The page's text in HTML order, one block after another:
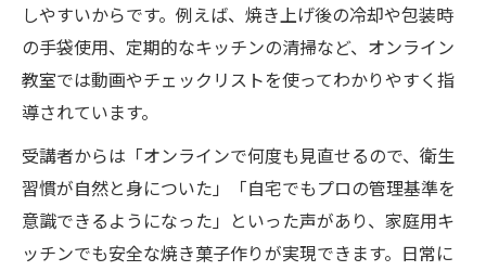
しやすいからです。例えば、焼き上げ後の冷却や包装時
の手袋使用、定期的なキッチンの清掃など、オンライン
教室では動画やチェックリストを使ってわかりやすく指
導されています。
受講者からは「オンラインで何度も見直せるので、衛生
習慣が自然と身についた」「自宅でもプロの管理基準を
意識できるようになった」といった声があり、家庭用キ
ッチンでも安全な焼き菓子作りが実現できます。日常に